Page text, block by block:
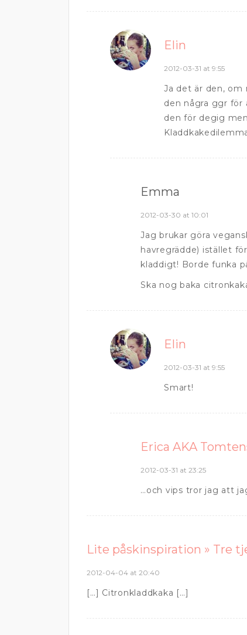
Elin
2012-03-31 at 9:55
Ja det är den, om
den några ggr för
den för degig
Emma
2012-03-30 at 10:01
Jag brukar göra
havregrädde) istället
kladdigt! Borde funka
Ska nog baka
Elin
2012-03-31 at 9:55
Smart!
Erica AKA
2012-03-31 at 23:25
…och vips tror jag att
Lite påskinspiration » Tre
2012-04-04 at 20:40
[…] Citronkladdkaka […]